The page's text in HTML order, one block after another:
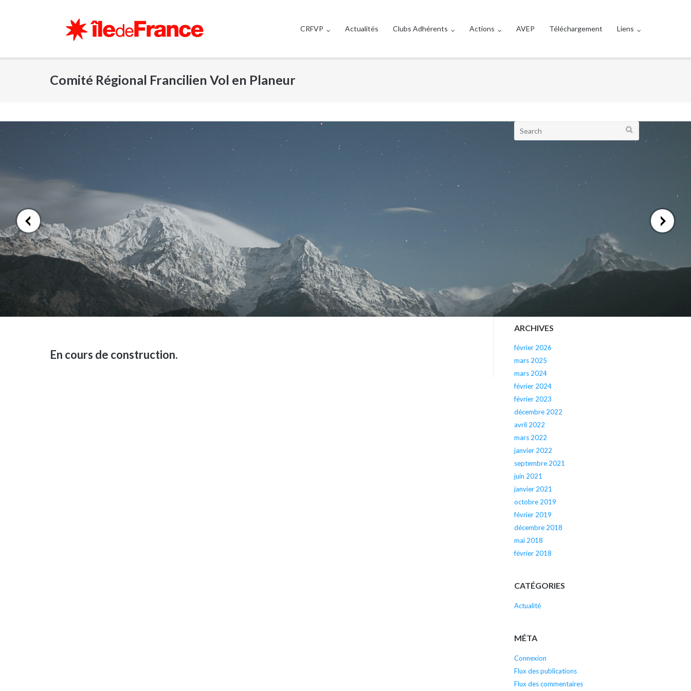
CRFVP Actualités Clubs Adhérents Actions AVEP Téléchargement Liens
Comité Régional Francilien Vol en Planeur
En cours de construction.
Search
for:
ARTICLES RÉCENTS
AG le dimanche 15 mars 2026
AG (en visio) le vendredi 21 mars 2025 à
pilotes de planeur de Denise Cruette
AG le samedi 16 mars 2024
AG le dimanche 5 mars 2023
COMMENTAIRES RÉCENTS
ARCHIVES
février 2026
mars 2025
mars 2024
février 2024
février 2023
décembre 2022
avril 2022
mars 2022
janvier 2022
septembre 2021
juin 2021
janvier 2021
octobre 2019
février 2019
décembre 2018
mai 2018
février 2018
CATÉGORIES
Actualité
MÉTA
Connexion
Flux des publications
Flux des commentaires